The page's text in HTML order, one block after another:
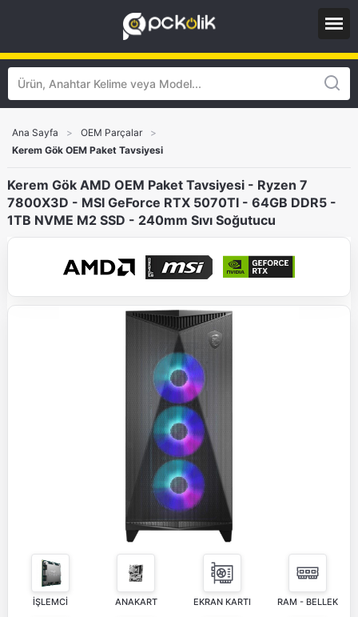
Ana Sayfa > OEM Parçalar
>
Kerem Gök OEM Paket Tavsiyesi
Kerem Gök AMD OEM Paket Tavsiyesi - Ryzen 7
7800X3D - MSI GeForce RTX 5070TI - 64GB DDR5 -
1TB NVME M2 SSD - 240mm Sıvı Soğutucu
İŞLEMCİ ANAKART EKRAN KARTI RAM - BELLEK